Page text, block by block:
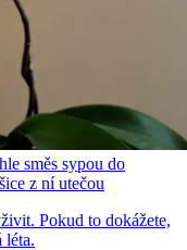
směs sypou do
z ní utečou
Pokud to dokážete,
léta.